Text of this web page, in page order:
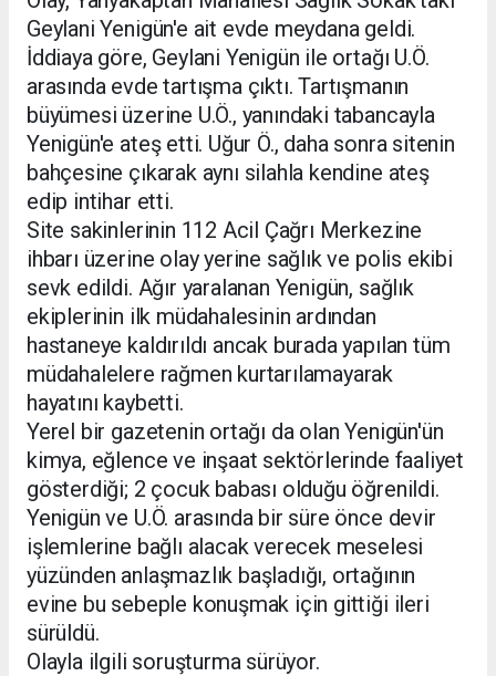
Geylani Yenigün'e ait evde meydana geldi.
İddiaya göre, Geylani Yenigün ile ortağı U.Ö.
arasında evde tartışma çıktı. Tartışmanın
büyümesi üzerine U.Ö., yanındaki tabancayla
Yenigün'e ateş etti. Uğur Ö., daha sonra sitenin
bahçesine çıkarak aynı silahla kendine ateş
edip intihar etti.
Site sakinlerinin 112 Acil Çağrı Merkezine
ihbarı üzerine olay yerine sağlık ve polis ekibi
sevk edildi. Ağır yaralanan Yenigün, sağlık
ekiplerinin ilk müdahalesinin ardından
hastaneye kaldırıldı ancak burada yapılan tüm
müdahalelere rağmen kurtarılamayarak
hayatını kaybetti.
Yerel bir gazetenin ortağı da olan Yenigün'ün
kimya, eğlence ve inşaat sektörlerinde faaliyet
gösterdiği; 2 çocuk babası olduğu öğrenildi.
Yenigün ve U.Ö. arasında bir süre önce devir
işlemlerine bağlı alacak verecek meselesi
yüzünden anlaşmazlık başladığı, ortağının
evine bu sebeple konuşmak için gittiği ileri
sürüldü.
Olayla ilgili soruşturma sürüyor.